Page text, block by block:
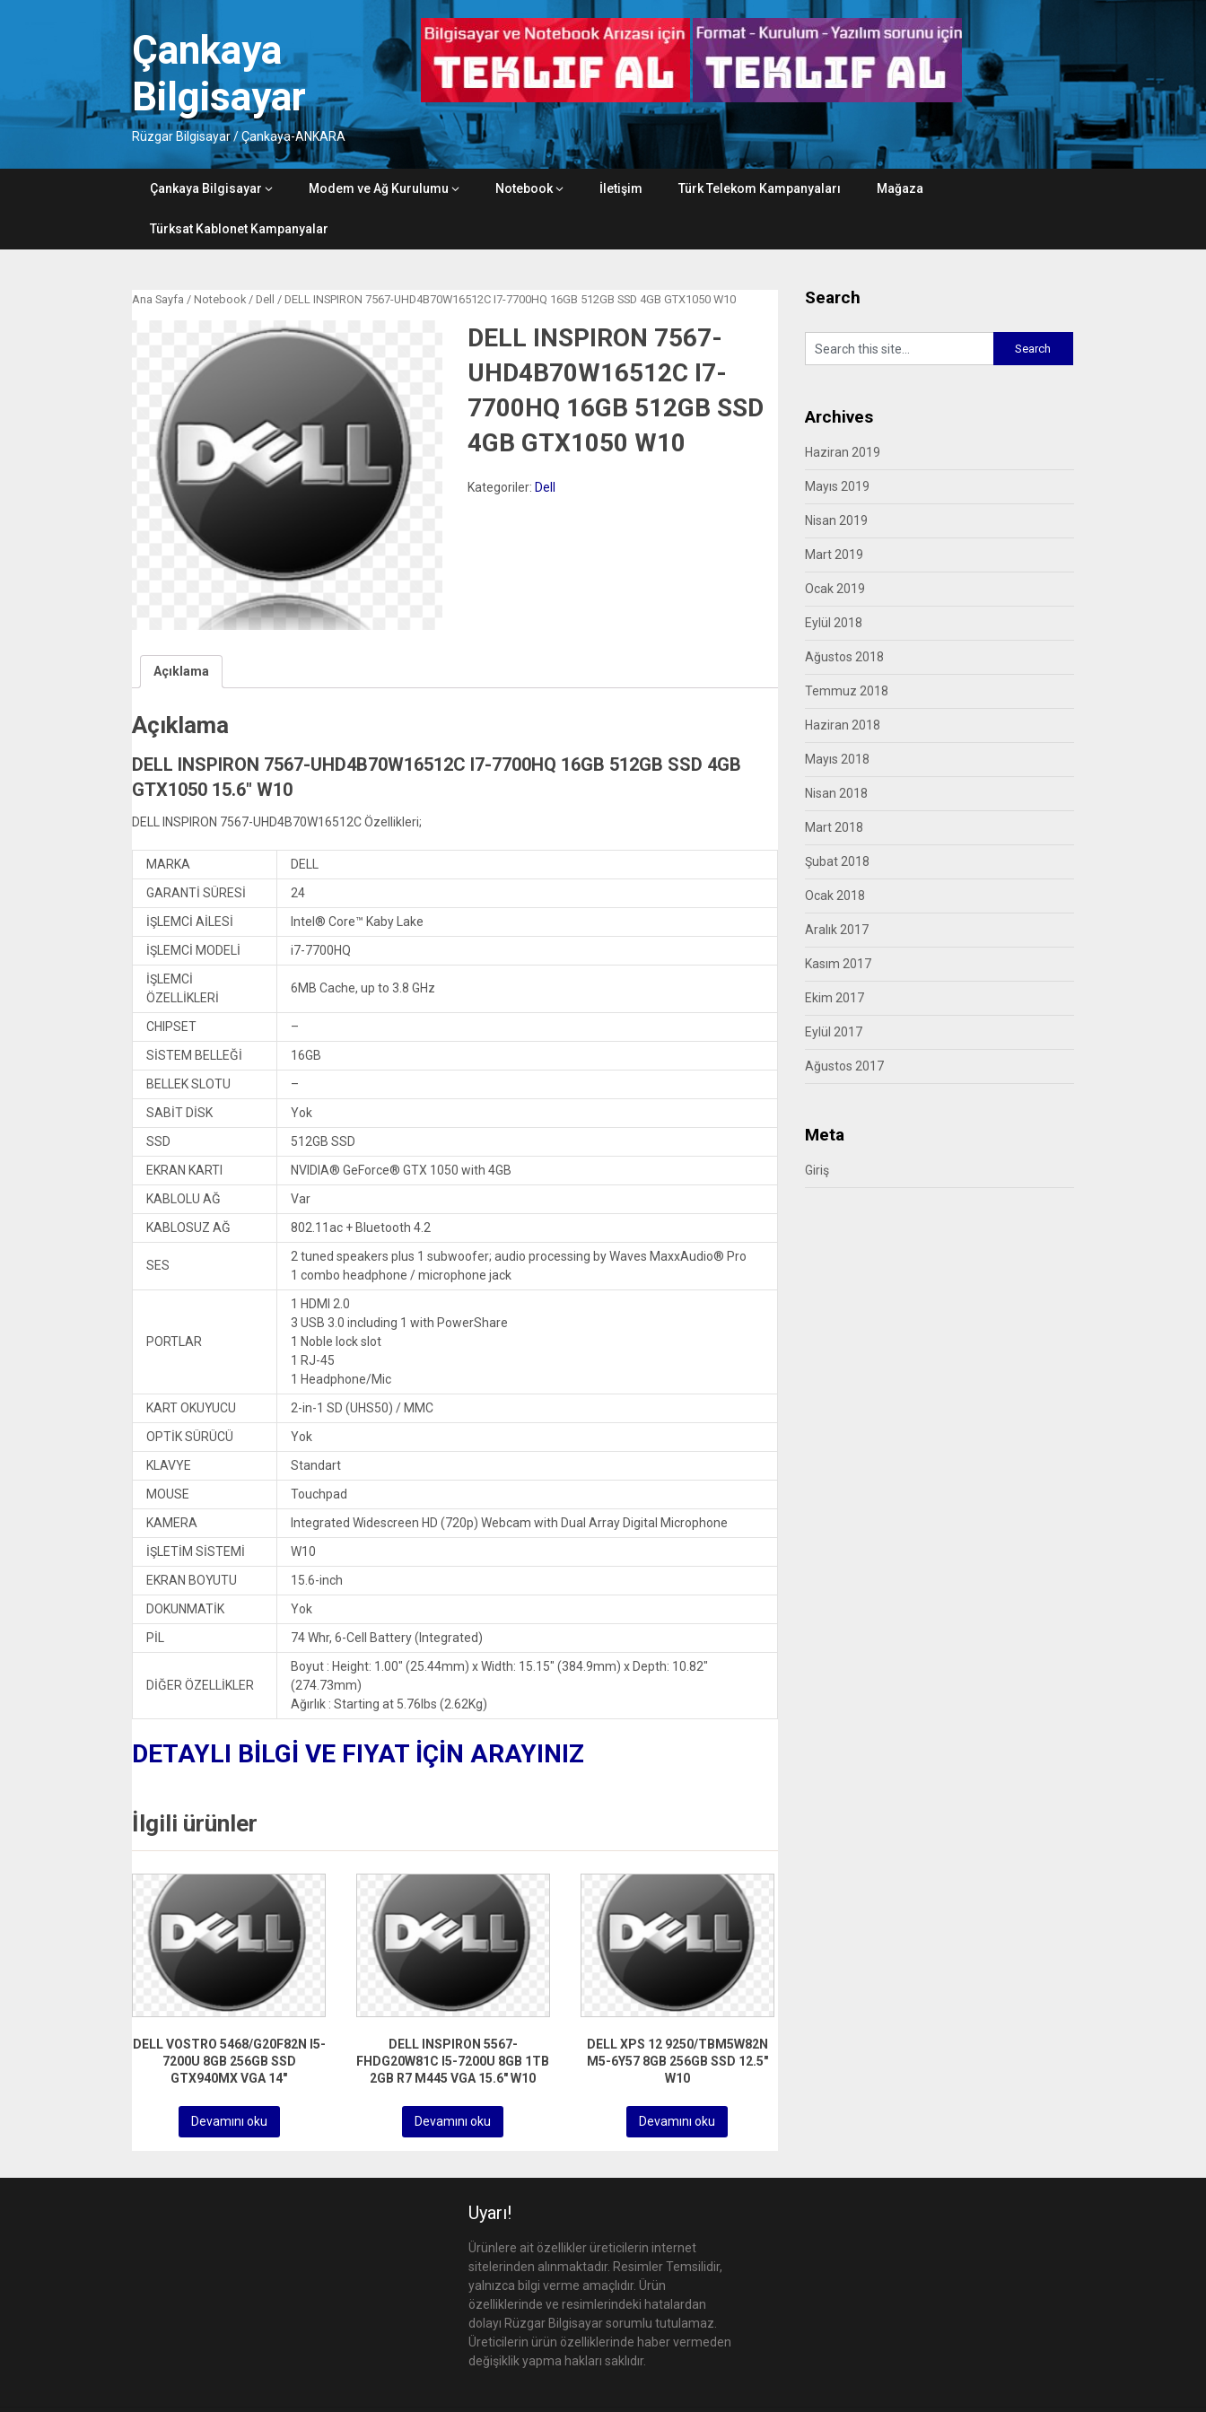
Çankaya
Bilgisayar
Rüzgar Bilgisayar / Çankaya-ANKARA
Çankaya Bilgisayar Modem ve Ağ Kurulumu Notebook İletişim Türk Telekom Kampanyaları Mağaza
Türksat Kablonet Kampanyalar
Ana Sayfa / Notebook / Dell / DELL INSPIRON 7567-UHD4B70W16512C I7-7700HQ 16GB 512GB SSD 4GB GTX1050 W10
DELL INSPIRON 7567-
UHD4B70W16512C I7-
7700HQ 16GB 512GB SSD
4GB GTX1050 W10
Kategoriler: Dell
Açıklama
Açıklama
DELL INSPIRON 7567-UHD4B70W16512C I7-7700HQ 16GB 512GB SSD 4GB
GTX1050 15.6″ W10
DELL INSPIRON 7567-UHD4B70W16512C Özellikleri;
MARKA
DELL
GARANTİ SÜRESİ
24
İŞLEMCİ AİLESİ
Intel® Core™ Kaby Lake
İŞLEMCİ MODELİ
i7-7700HQ
İŞLEMCİ
ÖZELLİKLERİ
6MB Cache, up to 3.8 GHz
CHIPSET
–
SİSTEM BELLEĞİ
16GB
BELLEK SLOTU
–
SABİT DİSK
Yok
SSD
512GB SSD
EKRAN KARTI
NVIDIA® GeForce® GTX 1050 with 4GB
KABLOLU AĞ
Var
KABLOSUZ AĞ
802.11ac + Bluetooth 4.2
SES
2 tuned speakers plus 1 subwoofer; audio processing by Waves MaxxAudio® Pro
1 combo headphone / microphone jack
PORTLAR
1 HDMI 2.0
3 USB 3.0 including 1 with PowerShare
1 Noble lock slot
1 RJ-45
1 Headphone/Mic
KART OKUYUCU
2-in-1 SD (UHS50) / MMC
OPTİK SÜRÜCÜ
Yok
KLAVYE
Standart
MOUSE
Touchpad
KAMERA
Integrated Widescreen HD (720p) Webcam with Dual Array Digital Microphone
İŞLETİM SİSTEMİ
W10
EKRAN BOYUTU
15.6-inch
DOKUNMATİK
Yok
PİL
74 Whr, 6-Cell Battery (Integrated)
DİĞER ÖZELLİKLER
Boyut : Height: 1.00″ (25.44mm) x Width: 15.15″ (384.9mm) x Depth: 10.82″
(274.73mm)
Ağırlık : Starting at 5.76lbs (2.62Kg)
DETAYLI BİLGİ VE FIYAT İÇİN ARAYINIZ
İlgili ürünler
DELL VOSTRO 5468/G20F82N I5-
7200U 8GB 256GB SSD
GTX940MX VGA 14″
Devamını oku
DELL INSPIRON 5567-
FHDG20W81C I5-7200U 8GB 1TB
2GB R7 M445 VGA 15.6″ W10
Devamını oku
DELL XPS 12 9250/TBM5W82N
M5-6Y57 8GB 256GB SSD 12.5″
W10
Devamını oku
Search
Archives
Haziran 2019
Mayıs 2019
Nisan 2019
Mart 2019
Ocak 2019
Eylül 2018
Ağustos 2018
Temmuz 2018
Haziran 2018
Mayıs 2018
Nisan 2018
Mart 2018
Şubat 2018
Ocak 2018
Aralık 2017
Kasım 2017
Ekim 2017
Eylül 2017
Ağustos 2017
Meta
Giriş
Uyarı!
Ürünlere ait özellikler üreticilerin internet
sitelerinden alınmaktadır. Resimler Temsilidir,
yalnızca bilgi verme amaçlıdır. Ürün
özelliklerinde ve resimlerindeki hatalardan
dolayı Rüzgar Bilgisayar sorumlu tutulamaz.
Üreticilerin ürün özelliklerinde haber vermeden
değişiklik yapma hakları saklıdır.